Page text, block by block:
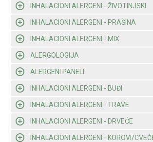
INHALACIONI ALERGENI - ŽIVOTINJSKI
INHALACIONI ALERGENI - PRAŠINA
INHALACIONI ALERGENI - MIX
ALERGOLOGIJA
ALERGENI PANELI
INHALACIONI ALERGENI - BUĐI
INHALACIONI ALERGENI - TRAVE
INHALACIONI ALERGENI - DRVEĆE
INHALACIONI ALERGENI - KOROVI/